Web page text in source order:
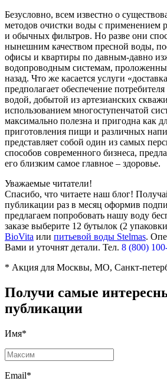
Безусловно, всем известно о
методов очистки воды с применением
и обычных фильтров. Но разве они
нынешним качеством пресной воды,
офисы и квартиры по давным-давно
водопроводным системам,
назад. Что же касается услуги
предполагает обеспечение
водой, добытой из артезианских
использованием многоступенчатой
максимально полезна и пригодна как
приготовления пищи и различных
представляет собой один из самых
способов современного бизнеса,
его близким самое главное – здоровье.
Уважаемые читатели!
Спасибо, что читаете наш блог!
публикации раз в месяц оформив
предлагаем попробовать нашу воду
заказе выберите 12 бутылок (2
BioVita или питьевой воды Stelmas.
Вами и уточнят детали. Тел. 8 (800)
* Акция для Москвы, МО, Санкт-
Получи самые
публикации
Имя*
Email*